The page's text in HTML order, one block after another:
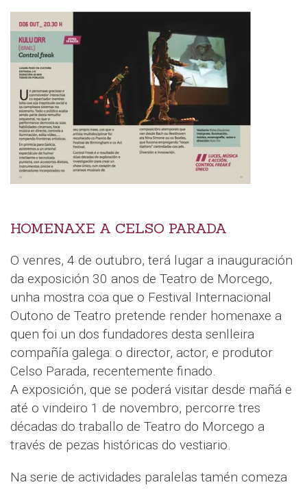
HOMENAXE A CELSO PARADA
O venres, 4 de outubro, terá lugar a inauguración
da exposición 30 anos de Teatro de Morcego,
unha mostra coa que o Festival Internacional
Outono de Teatro pretende render homenaxe a
quen foi un dos fundadores desta senlleira
compañía galega: o director, actor, e produtor
Celso Parada, recentemente finado.
A exposición, que se poderá visitar desde mañá e
até o vindeiro 1 de novembro, percorre tres
décadas do traballo de Teatro do Morcego a
través de pezas históricas do vestiario.
Na serie de actividades paralelas tamén comeza